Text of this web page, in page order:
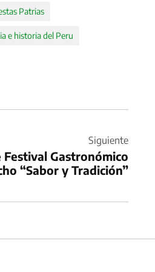
Patrias
e historia del Peru
Siguiente
Festival Gastronómico
“Sabor y Tradición”